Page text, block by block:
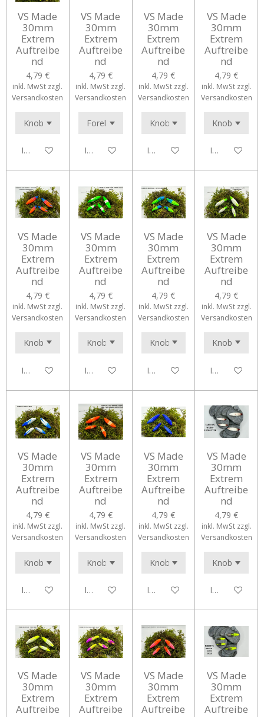
VS Made
30mm
Extrem
Auftreibe
nd
4,79 €
inkl. MwSt zzgl.
Versandkosten
In den Warenkorb
VS Made
30mm
Extrem
Auftreibe
nd
4,79 €
inkl. MwSt zzgl.
Versandkosten
In den Warenkorb
VS Made
30mm
Extrem
Auftreibe
nd
4,79 €
inkl. MwSt zzgl.
Versandkosten
In den Warenkorb
VS Made
30mm
Extrem
Auftreibe
nd
4,79 €
inkl. MwSt zzgl.
Versandkosten
In den
VS Made
30mm
Extrem
Auftreibe
nd
4,79 €
inkl. MwSt zzgl.
Versandkosten
In den Warenkorb
VS Made
30mm
Extrem
Auftreibe
nd
4,79 €
inkl. MwSt zzgl.
Versandkosten
In den Warenkorb
VS Made
30mm
Extrem
Auftreibe
nd
4,79 €
inkl. MwSt zzgl.
Versandkosten
In den Warenkorb
VS Made
30mm
Extrem
Auftreibe
nd
4,79 €
inkl. MwSt zzgl.
Versandkosten
In den
VS Made
30mm
Extrem
Auftreibe
nd
4,79 €
inkl. MwSt zzgl.
Versandkosten
In den Warenkorb
VS Made
30mm
Extrem
Auftreibe
nd
4,79 €
inkl. MwSt zzgl.
Versandkosten
In den Warenkorb
VS Made
30mm
Extrem
Auftreibe
nd
4,79 €
inkl. MwSt zzgl.
Versandkosten
In den Warenkorb
VS Made
30mm
Extrem
Auftreibe
nd
4,79 €
inkl. MwSt zzgl.
Versandkosten
In den
VS Made
30mm
Extrem
Auftreibe
VS Made
30mm
Extrem
Auftreibe
VS Made
30mm
Extrem
Auftreibe
VS Made
30mm
Extrem
Auftreibe